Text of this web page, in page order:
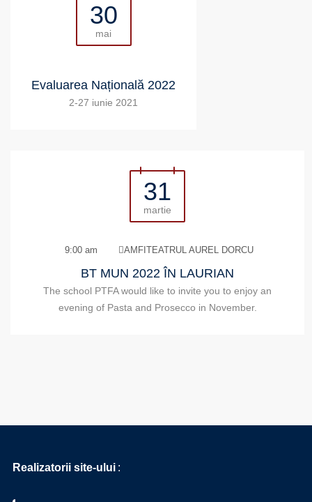
30
mai
Evaluarea Națională 2022
2-27 iunie 2021
31
martie
9:00 am AMFITEATRUL AUREL DORCU
BT MUN 2022 ÎN LAURIAN
The school PTFA would like to invite you to enjoy an
evening of Pasta and Prosecco in November.
Realizatorii site-ului :